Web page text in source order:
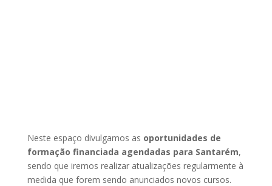
Neste espaço divulgamos as oportunidades de
formação financiada agendadas para Santarém,
sendo que iremos realizar atualizações regularmente à
medida que forem sendo anunciados novos cursos.